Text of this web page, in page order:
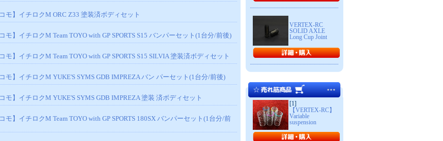
コモ】イチロクM ORC Z33 塗装済ボディセット
コモ】イチロクM Team TOYO with GP SPORTS S15 バンパーセット(1台分/前後)
コモ】イチロクM Team TOYO with GP SPORTS S15 SILVIA 塗装済ボディセット
コモ】イチロクM YUKE'S SYMS GDB IMPREZA バン パーセット(1台分/前後)
コモ】イチロクM YUKE'S SYMS GDB IMPREZA 塗装 済ボディセット
コモ】イチロクM Team TOYO with GP SPORTS 180SX バンパーセット(1台分/前
VERTEX-RC
SOLID AXLE
Long Cup Joint
[1]
【VERTEX-RC】
Variable
suspension